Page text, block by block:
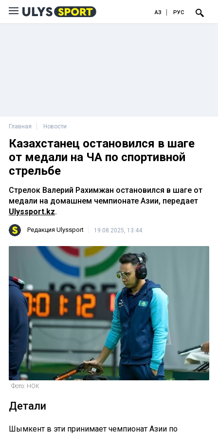
ҚАЗ РУС
Главная Новости
Казахстанец остановился в шаге
от медали на ЧА по спортивной
стрельбе
Стрелок Валерий Рахимжан остановился в шаге от
медали на домашнем чемпионате Азии, передает
Ulyssport.kz.
Редакция Ulyssport 19.08.2025, 13:44
Фото: НОК
Детали
Шымкент в эти принимает чемпионат Азии по